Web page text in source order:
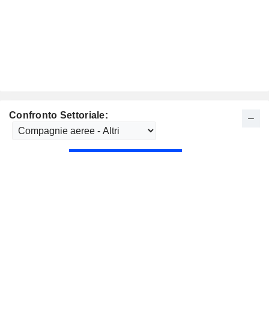
Confronto Settoriale: